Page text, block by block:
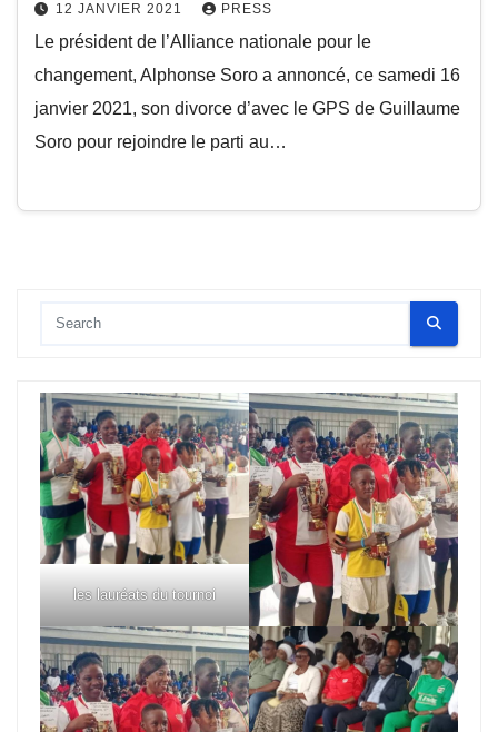
12 JANVIER 2021 PRESS
Le président de l’Alliance nationale pour le
changement, Alphonse Soro a annoncé, ce samedi 16
janvier 2021, son divorce d’avec le GPS de Guillaume
Soro pour rejoindre le parti au…
les lauréats du tournoi